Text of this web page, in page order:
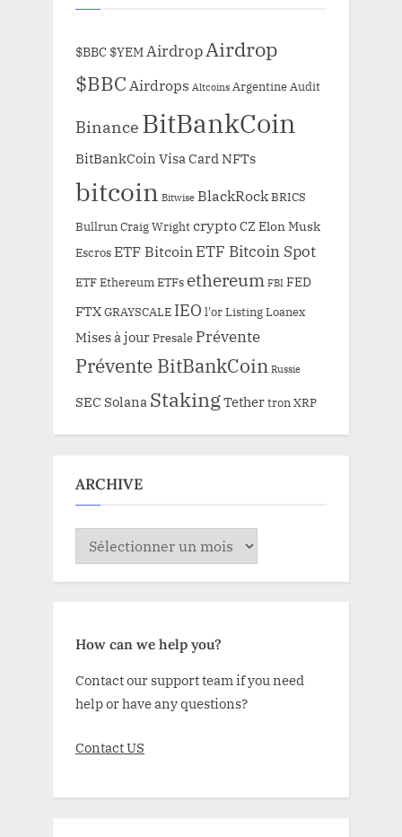
$BBC $YEMAirdropAirdrop
$BBCAirdrops Altcoins ArgentineAudit
Binance BitBankCoin
BitBankCoin Visa Card NFTs
bitcoin Bitwise BlackRockBRICS
BullrunCraig WrightcryptoCZ Elon Musk
EscrosETF Bitcoin ETF Bitcoin Spot
ETF EthereumETFs ethereum FBI FED
FTXGRAYSCALE IEO l'orListingLoanex
Mises à jourPresale Prévente
Prévente BitBankCoin Russie
SEC Solana StakingTethertronXRP
ARCHIVE
ARCHIVE
How can we help you?
Contact our support team if you need
help or have any questions?
Contact US